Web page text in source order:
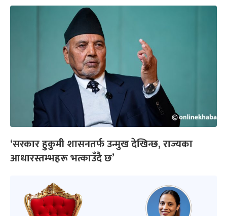
‘सरकार हुकुमी शासनतर्फ उन्मुख देखिन्छ, राज्यका
आधारस्तम्भहरू भत्काउँदै छ’